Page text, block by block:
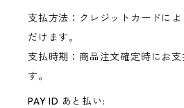
支払方法：クレジットカードに
だけます。
支払時期：商品注文確定時にお
す。
PAY ID あと払い: